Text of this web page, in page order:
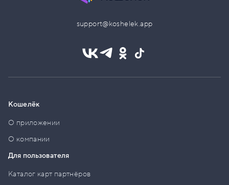
support@koshelek.app
Кошелёк
О приложении
О компании
Для пользователя
Каталог карт партнёров